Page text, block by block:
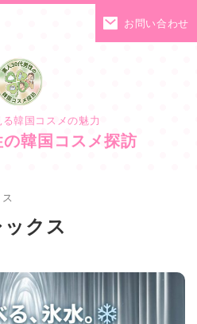
お問い合わせ
韓国コスメの魅力
韓国コスメ探訪
クス